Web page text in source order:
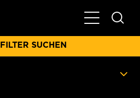
FILTER SUCHEN